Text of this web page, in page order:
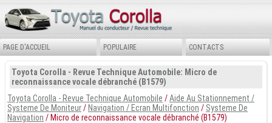
PAGE D'ACCUEIL POPULAIRE CONTACTS
Toyota Corolla - Revue Technique Automobile: Micro de
reconnaissance vocale débranché (B1579)
Toyota Corolla - Revue Technique Automobile /Aide Au Stationnement /
Systeme De Moniteur/Navigation / Ecran Multifonction / Systeme De
Navigation / Micro de reconnaissance vocale débranché (B1579)